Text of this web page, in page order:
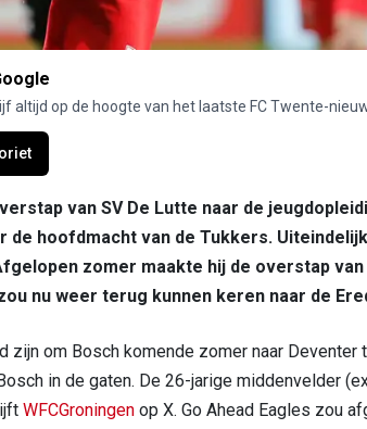
altijd op de hoogte van het laatste FC Twente-
van SV De Lutte naar de
de hoofdmacht van de Tukkers.
zomer maakte hij de overstap
nu weer terug kunnen keren naar de
zijn om Bosch komende zomer naar Deventer
in de gaten. De 26-jarige middenvelder
WFCGroningen op X. Go Ahead Eagles zou